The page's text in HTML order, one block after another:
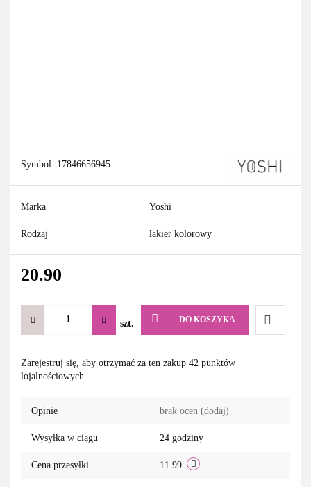
Symbol: 17846656945
Marka Yoshi
Rodzaj lakier kolorowy
20.90
szt. DO KOSZYKA
Do
Zarejestruj się, aby otrzymać za ten zakup 42 punktów
lojalnościowych.
Opinie brak ocen (dodaj)
Wysyłka w ciągu 24 godziny
Cena przesyłki 11.99